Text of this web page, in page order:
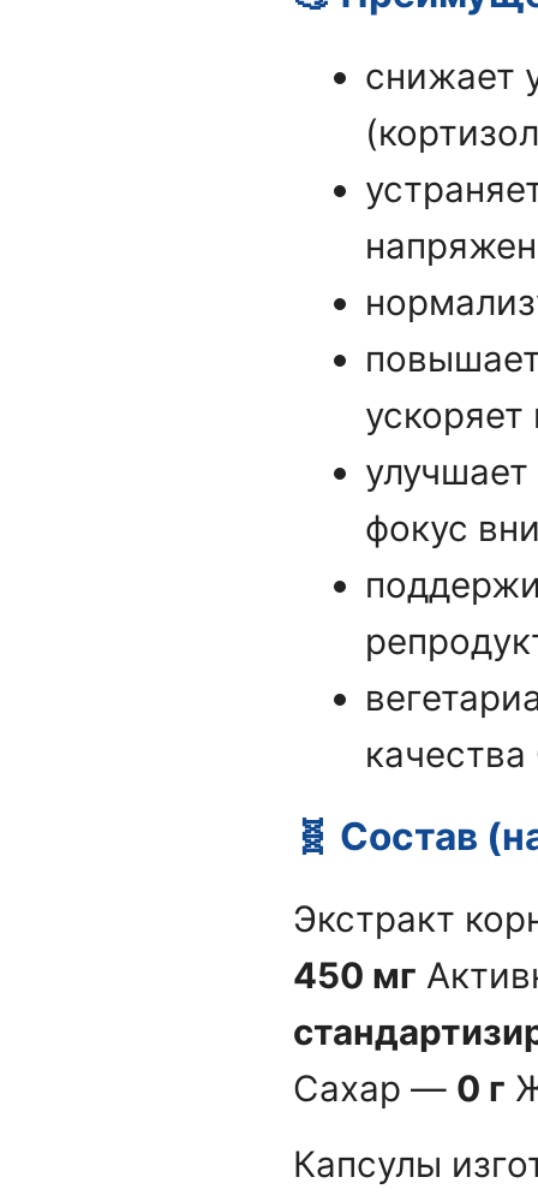
снижает
фокус
качества
🧬 Состав
Экстракт
450 мг
Сахар — 0 г
Капсулы